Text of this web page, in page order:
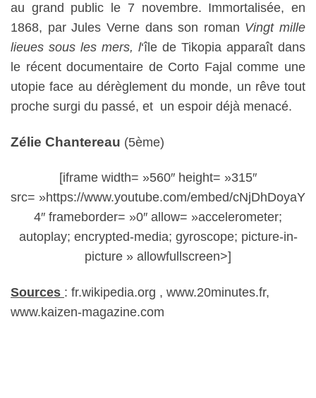
au grand public le 7 novembre. Immortalisée, en
1868, par Jules Verne dans son roman Vingt mille
lieues sous les mers, l‘île de Tikopia apparaît dans
le récent documentaire de Corto Fajal comme une
utopie face au dérèglement du monde, un rêve tout
proche surgi du passé, et un espoir déjà menacé.
Zélie Chantereau (5ème)
[iframe width= »560″ height= »315″
src= »https://www.youtube.com/embed/cNjDhDoyaY
4″ frameborder= »0″ allow= »accelerometer;
autoplay; encrypted-media; gyroscope; picture-in-
picture » allowfullscreen>]
Sources : fr.wikipedia.org , www.20minutes.fr,
www.kaizen-magazine.com